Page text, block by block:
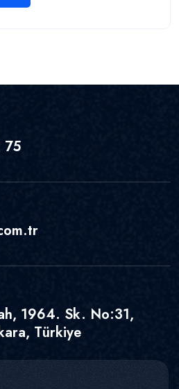
75
1964. Sk. No:31,
Türkiye